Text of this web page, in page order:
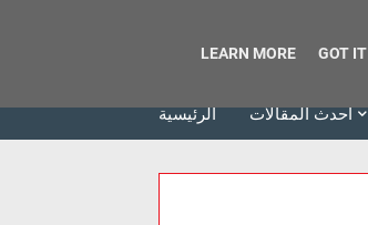
وكالة الحدث للآراء
الرئيسية أحدث المقالات
LEARN MORE GOT IT